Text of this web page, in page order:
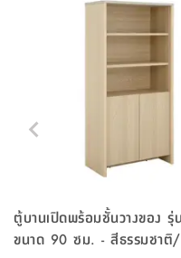
ตู้บานเปิดพร้อมชั้นวางของ รุ่
ขนาด 90 ซม. - สีธรรมชาติ/